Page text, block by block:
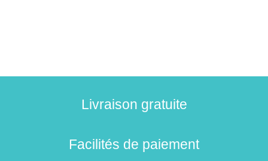
Livraison gratuite
Facilités de paiement